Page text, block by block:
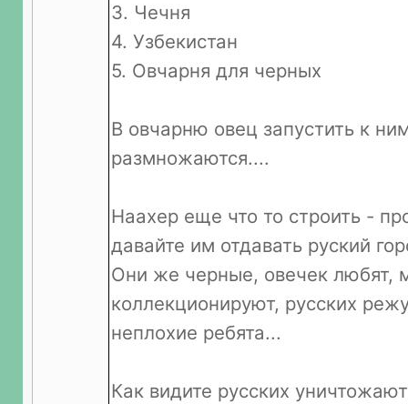
3. Чечня
4. Узбекистан
5. Овчарня для черных
В овчарню овец запустить к
размножаются....
Наахер еще что то строить -
давайте им отдавать руский
Они же черные, овечек любят,
коллекционируют, русских
неплохие ребята...
Как видите русских